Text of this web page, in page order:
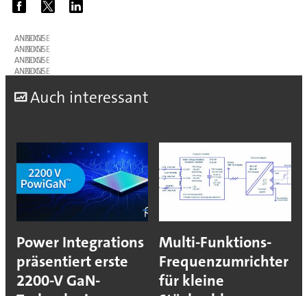
ANZEIGE
ANZEIGE
ANZEIGE
ANZEIGE
Auch interessant
Power Integrations
präsentiert erste
2200-V GaN-
Multi-Funktions-
Frequenzumrichter
für kleine